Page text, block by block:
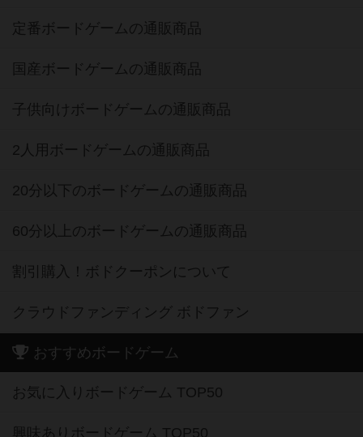
定番ボードゲームの通販商品
国産ボードゲームの通販商品
子供向けボードゲームの通販商品
2人用ボードゲームの通販商品
20分以下のボードゲームの通販商品
60分以上のボードゲームの通販商品
割引購入！ボドクーポンについて
クラウドファンディング ボドファン
おすすめボードゲーム
お気に入りボードゲーム TOP50
興味ありボードゲーム TOP50